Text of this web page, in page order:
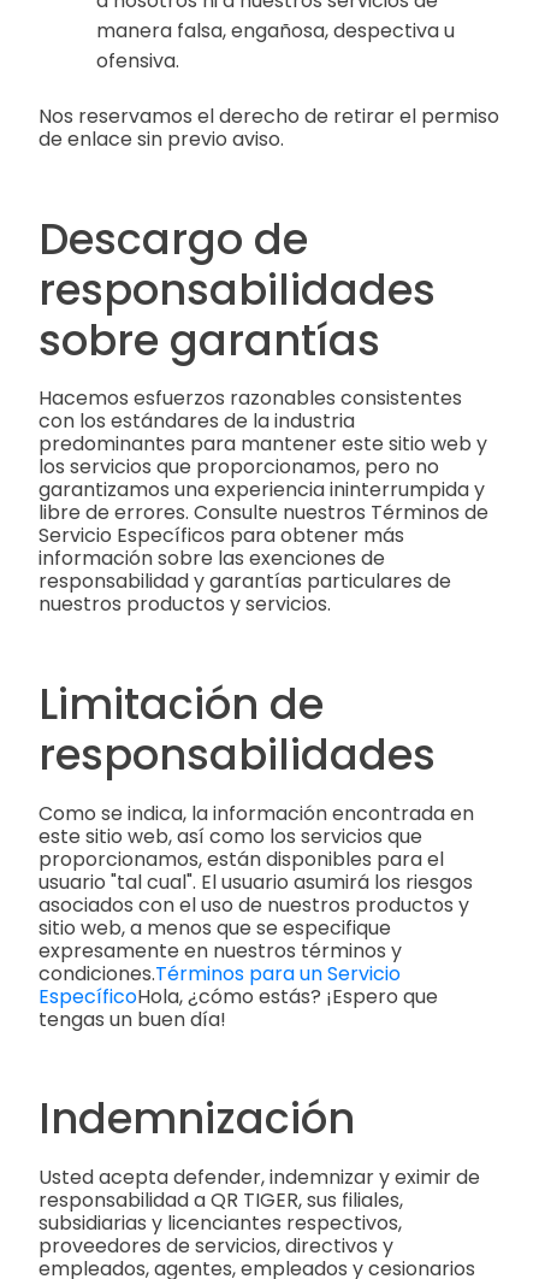
manera falsa, engañosa, despectiva u
ofensiva.
Nos reservamos el derecho de retirar el permiso
de enlace sin previo aviso.
Descargo de
responsabilidades
sobre garantías
Hacemos esfuerzos razonables consistentes
con los estándares de la industria
predominantes para mantener este sitio web y
los servicios que proporcionamos, pero no
garantizamos una experiencia ininterrumpida y
libre de errores. Consulte nuestros Términos de
Servicio Específicos para obtener más
información sobre las exenciones de
responsabilidad y garantías particulares de
nuestros productos y servicios.
Limitación de
responsabilidades
Como se indica, la información encontrada en
este sitio web, así como los servicios que
proporcionamos, están disponibles para el
usuario "tal cual". El usuario asumirá los riesgos
asociados con el uso de nuestros productos y
sitio web, a menos que se especifique
expresamente en nuestros términos y
condiciones.Términos para un Servicio
EspecíficoHola, ¿cómo estás? ¡Espero que
tengas un buen día!
Indemnización
Usted acepta defender, indemnizar y eximir de
responsabilidad a QR TIGER, sus filiales,
subsidiarias y licenciantes respectivos,
proveedores de servicios, directivos y
empleados, agentes, empleados y cesionarios